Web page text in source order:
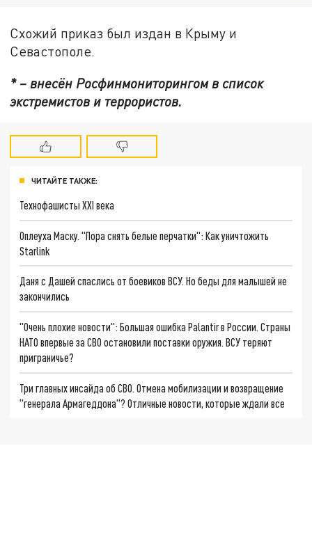
Схожий приказ был издан в Крыму и
Севастополе.
* – внесён Росфинмониторингом в список
экстремистов и террористов.
ЧИТАЙТЕ ТАКЖЕ:
Технофашисты XXI века
Оплеуха Маску. "Пора снять белые перчатки": Как уничтожить
Starlink
Даня с Дашей спаслись от боевиков ВСУ. Но беды для малышей не
закончились
"Очень плохие новости": Большая ошибка Palantir в России. Страны
НАТО впервые за СВО остановили поставки оружия. ВСУ теряют
приграничье?
Три главных инсайда об СВО. Отмена мобилизации и возвращение
"генерала Армагеддона"? Отличные новости, которые ждали все